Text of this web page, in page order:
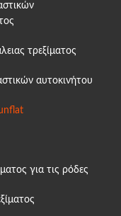
τρεξίματος
αυτοκινήτου
για τις ρόδες